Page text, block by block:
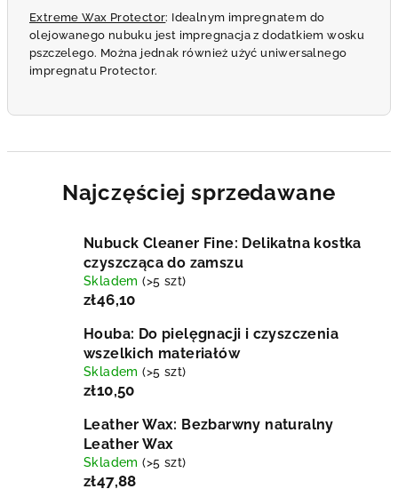
Extreme Wax Protector: Idealnym impregnatem do
olejowanego nubuku jest impregnacja z dodatkiem wosku
pszczelego. Można jednak również użyć uniwersalnego
impregnatu Protector.
Najczęściej sprzedawane
Nubuck Cleaner Fine: Delikatna kostka
czyszcząca do zamszu
Skladem(>5 szt)
zł46,10
Houba: Do pielęgnacji i czyszczenia
wszelkich materiałów
Skladem(>5 szt)
zł10,50
Leather Wax: Bezbarwny naturalny
Leather Wax
Skladem(>5 szt)
zł47,88